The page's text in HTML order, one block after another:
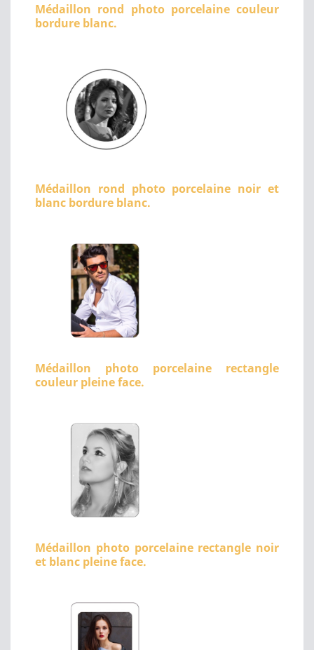
Médaillon rond photo porcelaine couleur
bordure blanc.
Médaillon rond photo porcelaine noir et
blanc bordure blanc.
Médaillon photo porcelaine rectangle
couleur pleine face.
Médaillon photo porcelaine rectangle noir
et blanc pleine face.